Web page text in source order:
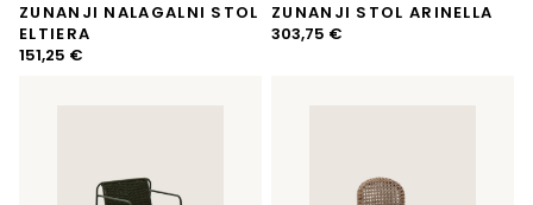
ZUNANJI NALAGALNI STOL
ELTIERA
151,25 €
ZUNANJI STOL ARINELLA
303,75 €